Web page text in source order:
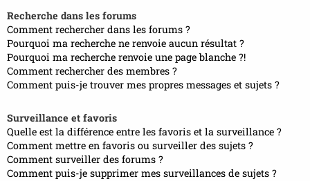
Recherche dans les forums
Comment rechercher dans les forums ?
Pourquoi ma recherche ne renvoie aucun résultat ?
Pourquoi ma recherche renvoie une page blanche ?!
Comment rechercher des membres ?
Comment puis-je trouver mes propres messages et sujets ?
Surveillance et favoris
Quelle est la différence entre les favoris et la surveillance ?
Comment mettre en favoris ou surveiller des sujets ?
Comment surveiller des forums ?
Comment puis-je supprimer mes surveillances de sujets ?